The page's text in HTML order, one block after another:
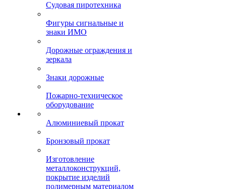
Судовая пиротехника
Фигуры сигнальные и
знаки ИМО
Дорожные ограждения и
зеркала
Знаки дорожные
Пожарно-техническое
оборудование
Алюминиевый прокат
Бронзовый прокат
Изготовление
металлоконструкций,
покрытие изделий
полимерным материалом